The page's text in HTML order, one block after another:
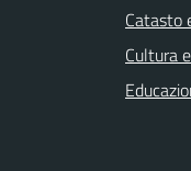
Catasto
Cultura